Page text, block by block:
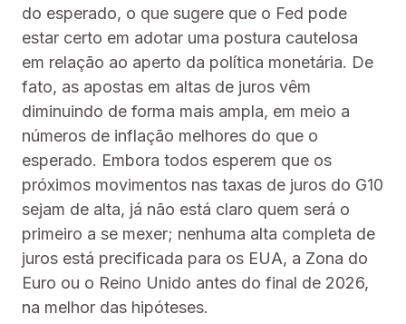
do esperado, o que sugere que o Fed pode
estar certo em adotar uma postura cautelosa
em relação ao aperto da política monetária. De
fato, as apostas em altas de juros vêm
diminuindo de forma mais ampla, em meio a
números de inflação melhores do que o
esperado. Embora todos esperem que os
próximos movimentos nas taxas de juros do G10
sejam de alta, já não está claro quem será o
primeiro a se mexer; nenhuma alta completa de
juros está precificada para os EUA, a Zona do
Euro ou o Reino Unido antes do final de 2026,
na melhor das hipóteses.